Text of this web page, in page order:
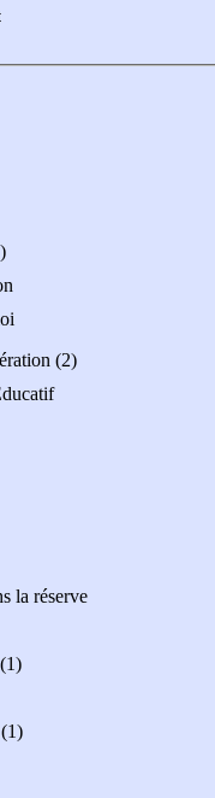
(2)
la réserve